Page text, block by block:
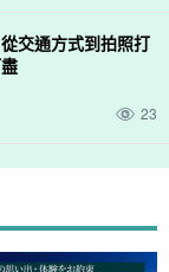
們！
交通方式到拍照打
23